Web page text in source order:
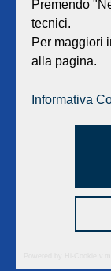
©
Premendo
tecnici.
Per maggiori
alla pagina.
Informativa